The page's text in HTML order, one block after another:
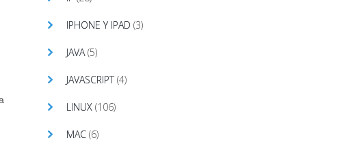
IPHONE Y IPAD (3)
JAVA(5)
JAVASCRIPT(4)
LINUX (106)
MAC (6)